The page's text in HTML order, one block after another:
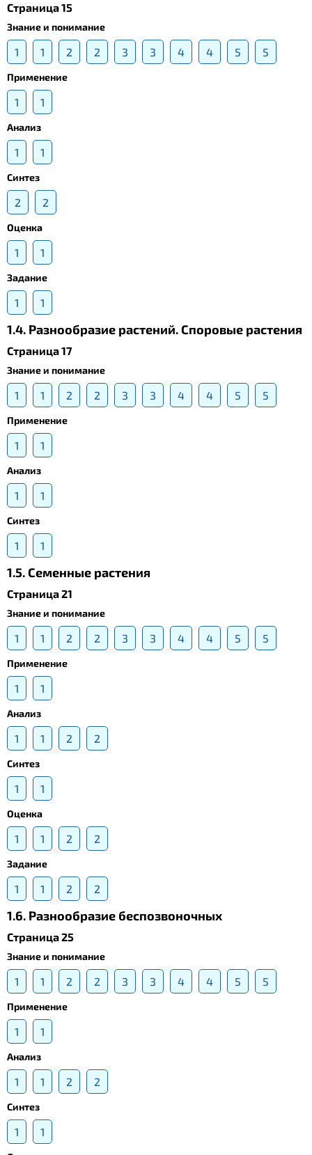
Страница 15
Знание и понимание
1 1 2 2 3 3 4 4 5 5
Применение
1 1
Анализ
1 1
Синтез
2 2
Оценка
1 1
Задание
1 1
1.4. Разнообразие растений. Споровые растения
Страница 17
Знание и понимание
1 1 2 2 3 3 4 4 5 5
Применение
1 1
Анализ
1 1
Синтез
1 1
1.5. Cеменные растения
Страница 21
Знание и понимание
1 1 2 2 3 3 4 4 5 5
Применение
1 1
Анализ
1 1 2 2
Синтез
1 1
Оценка
1 1 2 2
Задание
1 1 2 2
1.6. Разнообразие беспозвоночных
Страница 25
Знание и понимание
1 1 2 2 3 3 4 4 5 5
Применение
1 1
Анализ
1 1 2 2
Синтез
1 1